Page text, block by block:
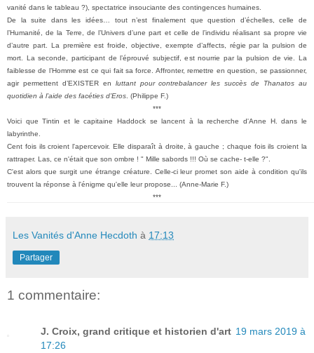
vanité dans le tableau ?), spectatrice insouciante des contingences humaines.
De la suite dans les idées… tout n’est finalement que question d’échelles, celle de
l’Humanité, de la Terre, de l’Univers d’une part et celle de l’individu réalisant sa propre vie
d’autre part. La première est froide, objective, exempte d’affects, régie par la pulsion de
mort. La seconde, participant de l’éprouvé subjectif, est nourrie par la pulsion de vie. La
faiblesse de l’Homme est ce qui fait sa force. Affronter, remettre en question, se passionner,
agir permettent d’EXISTER en luttant pour contrebalancer les succès de Thanatos au
quotidien à l’aide des facéties d’Eros . (Philippe F.)
***
Voici que Tintin et le capitaine Haddock se lancent à la recherche d'Anne H. dans le
labyrinthe.
Cent fois ils croient l'apercevoir. Elle disparaît à droite, à gauche ; chaque fois ils croient la
rattraper. Las, ce n'était que son ombre ! " Mille sabords !!! Où se cache- t-elle ?".
C'est alors que surgit une étrange créature. Celle-ci leur promet son aide à condition qu'ils
trouvent la réponse à l'énigme qu'elle leur propose... (Anne-Marie F.)
***
Les Vanités d'Anne Hecdoth à 17:13
Partager
1 commentaire:
J. Croix, grand critique et historien d'art 19 mars 2019 à
17:26